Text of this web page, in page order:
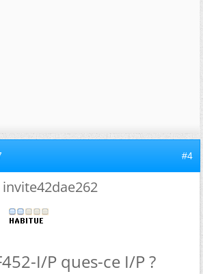
#4
invite42dae262
I/P ques-ce I/P ?